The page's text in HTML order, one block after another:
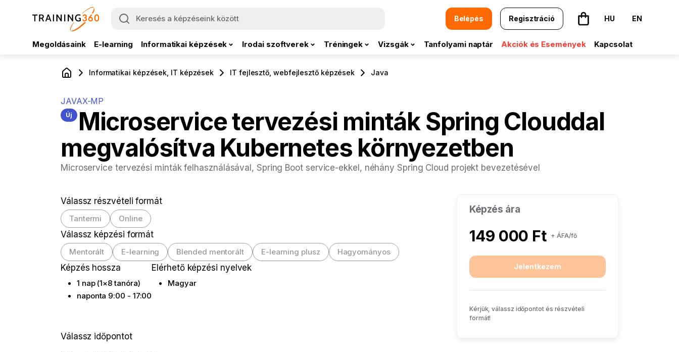
Belépés Regisztráció
A kosár üres
HU EN
Megoldásaink E-learning Informatikai képzések Irodai szoftverek Tréningek Vizsgák Tanfolyami naptár Akciók és Események Kapcsolat
Informatikai képzések, IT képzések IT fejlesztő, webfejlesztő képzések Java
JAVAX-MP
Új
Microservice tervezési minták Spring Clouddal
megvalósítva Kubernetes környezetben
Microservice tervezési minták felhasználásával, Spring Boot service-ekkel, néhány Spring Cloud projekt bevezetésével
Válassz részvételi formát
Tantermi Online
Válassz képzési formát
Mentorált E-learning Blended mentorált E-learning plusz Hagyományos
Képzés hossza
1 nap (1×8 tanóra)
naponta 9:00 - 17:00
Elérhető képzési nyelvek
Magyar
Válassz időpontot
Képzés ára
149 000 Ft + ÁFA/fő
Jelentkezem
Kérjük, válassz időpontot és részvételi
formát!